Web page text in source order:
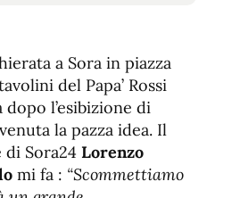
fuente
de
fuente.
a Sora in piazza
del Papa’ Rossi
l’esibizione di
la pazza idea. Il
Sora24 Lorenzo
mi fa : “Scommettiamo